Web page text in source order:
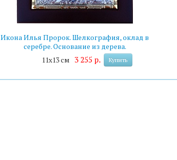
Икона Илья Пророк. Шелкография, оклад в
серебре. Основание из дерева.
11х13 см 3 255 р. Купить